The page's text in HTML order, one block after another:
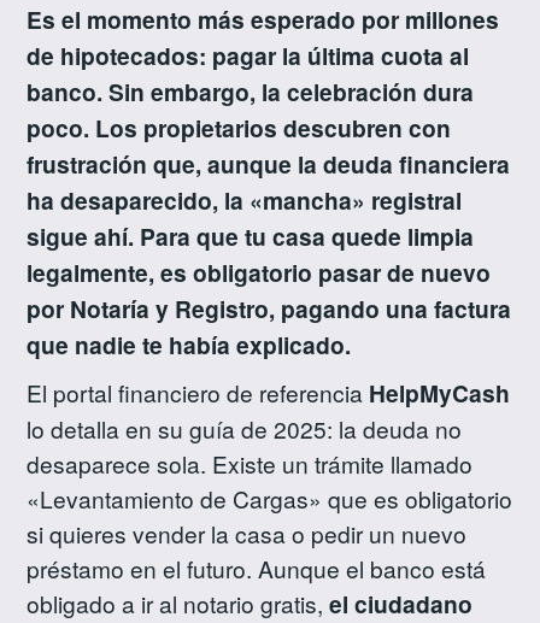
Es el momento más esperado por millones
de hipotecados: pagar la última cuota al
banco. Sin embargo, la celebración dura
poco. Los propietarios descubren con
frustración que, aunque la deuda financiera
ha desaparecido, la «mancha» registral
sigue ahí. Para que tu casa quede limpia
legalmente, es obligatorio pasar de nuevo
por Notaría y Registro, pagando una factura
que nadie te había explicado.
El portal financiero de referencia HelpMyCash
lo detalla en su guía de 2025: la deuda no
desaparece sola. Existe un trámite llamado
«Levantamiento de Cargas» que es obligatorio
si quieres vender la casa o pedir un nuevo
préstamo en el futuro. Aunque el banco está
obligado a ir al notario gratis,el ciudadano